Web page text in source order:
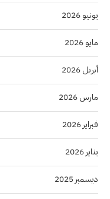
يونيو 2026
مايو 2026
أبريل 2026
مارس 2026
فبراير 2026
يناير 2026
ديسمبر 2025